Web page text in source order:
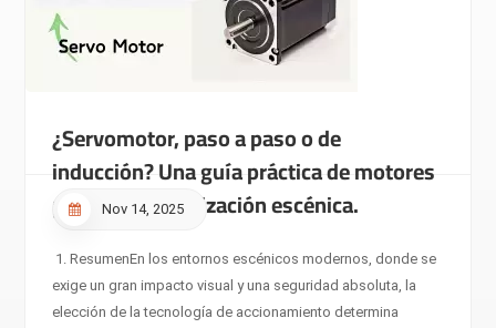
¿Servomotor, paso a paso o de
inducción? Una guía práctica de motores
para la automatización escénica.
Nov 14, 2025
1. ResumenEn los entornos escénicos modernos, donde se
exige un gran impacto visual y una seguridad absoluta, la
elección de la tecnología de accionamiento determina